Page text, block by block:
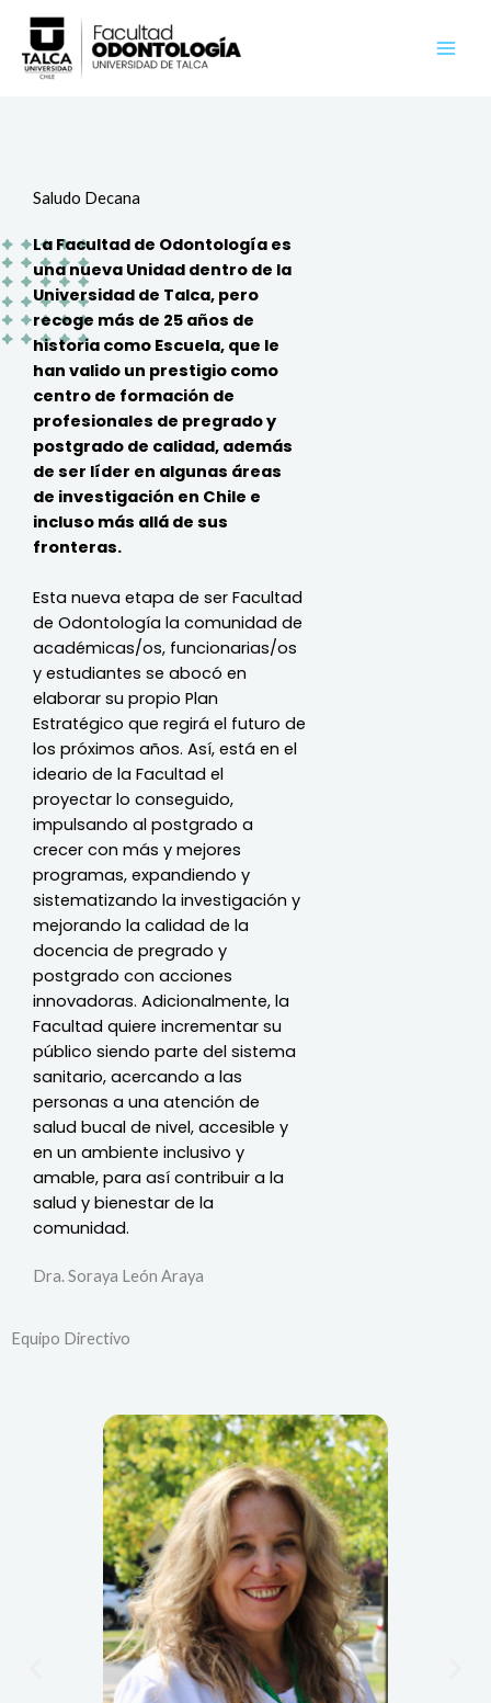
contenido
Saludo Decana
La Facultad de Odontología es
una nueva Unidad dentro de la
Universidad de Talca, pero
recoge más de 25 años de
historia como Escuela, que le
han valido un prestigio como
centro de formación de
profesionales de pregrado y
postgrado de calidad, además
de ser líder en algunas áreas
de investigación en Chile e
incluso más allá de sus
fronteras.
Esta nueva etapa de ser Facultad
de Odontología la comunidad de
académicas/os, funcionarias/os
y estudiantes se abocó en
elaborar su propio Plan
Estratégico que regirá el futuro de
los próximos años. Así, está en el
ideario de la Facultad el
proyectar lo conseguido,
impulsando al postgrado a
crecer con más y mejores
programas, expandiendo y
sistematizando la investigación y
mejorando la calidad de la
docencia de pregrado y
postgrado con acciones
innovadoras. Adicionalmente, la
Facultad quiere incrementar su
público siendo parte del sistema
sanitario, acercando a las
personas a una atención de
salud bucal de nivel, accesible y
en un ambiente inclusivo y
amable, para así contribuir a la
salud y bienestar de la
comunidad.
Dra.Soraya León Araya
Equipo Directivo